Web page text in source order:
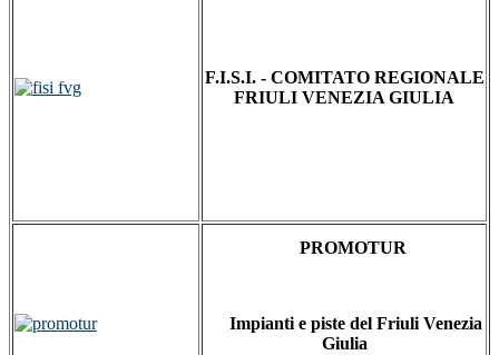
F.I.S.I. - COMITATO REGIONALE
FRIULI VENEZIA GIULIA
PROMOTUR
Impianti e piste del Friuli Venezia
Giulia